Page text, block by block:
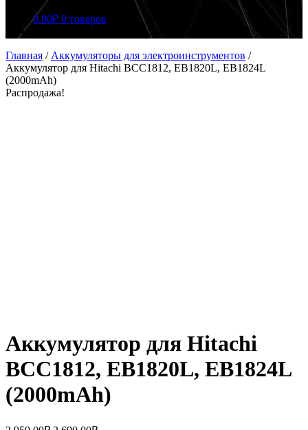
0.00₽ 0 товаров
Главная / Аккумуляторы для электроинструментов /
Аккумулятор для Hitachi BCC1812, EB1820L, EB1824L
(2000mAh)
Распродажа!
Аккумулятор для Hitachi
BCC1812, EB1820L, EB1824L
(2000mAh)
Первоначальная
Текущая